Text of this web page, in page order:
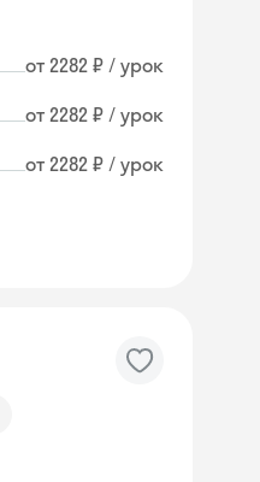
от 2282 ₽ / урок
от 2282 ₽ / урок
от 2282 ₽ / урок